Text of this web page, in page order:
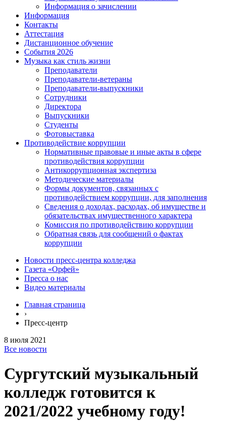
Информация о зачислении
Информация
Контакты
Аттестация
Дистанционное обучение
События 2026
Музыка как стиль жизни
Преподаватели
Преподаватели-ветераны
Преподаватели-выпускники
Сотрудники
Директора
Выпускники
Студенты
Фотовыставка
Противодействие коррупции
Нормативные правовые и иные акты в сфере
противодействия коррупции
Антикоррупционная экспертиза
Методические материалы
Формы документов, связанных с
противодействием коррупции, для заполнения
Сведения о доходах, расходах, об имуществе и
обязательствах имущественного характера
Комиссия по противодействию коррупции
Обратная связь для сообщений о фактах
коррупции
Новости пресс-центра колледжа
Газета «Орфей»
Пресса о нас
Видео материалы
Главная страница
›
Пресс-центр
8 июля 2021
Все новости
Сургутский музыкальный
колледж готовится к
2021/2022 учебному году!